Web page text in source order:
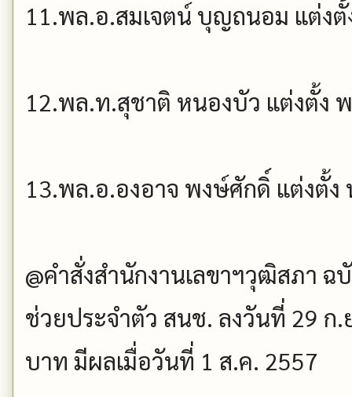
11.พล.อ.สมเจตน์ บุญถนอม แต่ง
12.พล.ท.สุชาติ หนองบัว แต่งตั้ง
13.พล.อ.องอาจ พงษ์ศักดิ์ แต่งตั้
@คำสั่งสำนักงานเลขาฯวุฒิสภา
ช่วยประจำตัว สนช. ลงวันที่ 29 ก.
บาท มีผลเมื่อวันที่ 1 ส.ค. 2557